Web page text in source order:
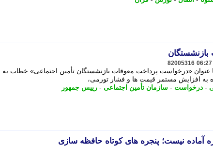
بازنشستگان
82005316
عنوان «درخواست پرداخت معوقات بازنشستگان تأمین اجتماعی» خطاب به
به افزایش مستمر قیمت ها و فشار تورمی،
- درخواست - سازمان تأمین اجتماعی - رییس جمهور
نیست؛ پنجره های کوتاه حافظه سازی